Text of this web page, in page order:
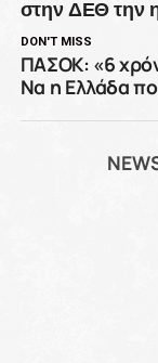
στην ΔΕΘ την
DON'T MISS
ΠΑΣΟΚ: «6
Να η Ελλάδα